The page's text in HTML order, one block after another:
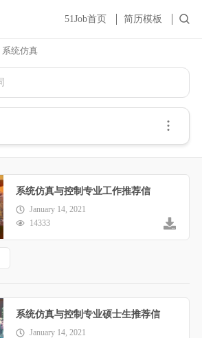
51Job首页 简历模板
系统仿真
系统仿真与控制专业工作推荐信
January 14, 2021
14333
系统仿真与控制专业硕士生推荐信
January 14, 2021